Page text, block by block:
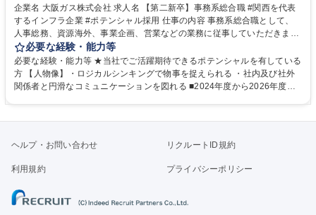
企業名 大阪ガス株式会社 求人名 【第二新卒】事務系総合職 #関西を代表
するインフラ企業 #ポテンシャル採用 仕事の内容 事務系総合職として、
人事総務、資源海外、事業企画、営業などの業務に従事していただきま
す。 【業務内容の一例】■所属事業部の勤労業務 ■海外に関係する各種業
務 ■営業部門の企画スタッフ、ルート営業 【キャリアパス】入社後の配属
ポジションで一定期間ご活躍頂いた後、本人の適性及び将来のキャリアを
鑑みてジョブローテーションを行います。 【育成】OJTでの現場育成や研
表するインフラ企業 #ポテンシャル採用
必要な経験・能力等
必要な経験・能力等 ★当社でご活躍期待できるポテンシャルを有している
方 【人物像】・ロジカルシンキングで物事を捉えられる ・社内及び社外
関係者と円滑なコミュニケーションを図れる ■2024年度から2026年度ま
「未来の日常」の創造に向けて持続可能な社会の実現に貢献してまいりま
す。 学歴・資格 学歴：大学院 大学 語学力： 資格：
ヘルプ・お問い合わせ リクルートID規約
利用規約 プライバシーポリシー